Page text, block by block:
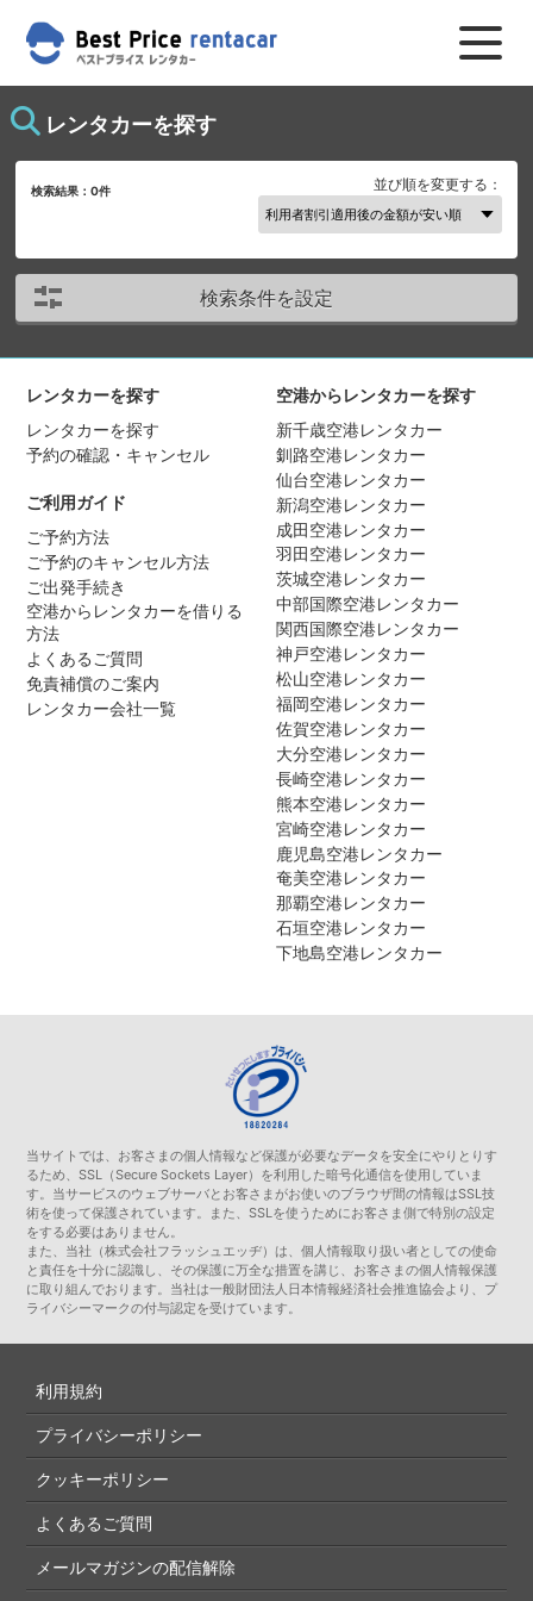
レンタカーを探す
検索結果：0件 並び順を変更する：
検索条件を設定
レンタカーを探す
レンタカーを探す
予約の確認・キャンセル
ご利用ガイド
ご予約方法
ご予約のキャンセル方法
ご出発手続き
空港からレンタカーを借りる
方法
よくあるご質問
免責補償のご案内
レンタカー会社一覧
空港からレンタカーを探す
新千歳空港レンタカー
釧路空港レンタカー
仙台空港レンタカー
新潟空港レンタカー
成田空港レンタカー
羽田空港レンタカー
茨城空港レンタカー
中部国際空港レンタカー
関西国際空港レンタカー
神戸空港レンタカー
松山空港レンタカー
福岡空港レンタカー
佐賀空港レンタカー
大分空港レンタカー
長崎空港レンタカー
熊本空港レンタカー
宮崎空港レンタカー
鹿児島空港レンタカー
奄美空港レンタカー
那覇空港レンタカー
石垣空港レンタカー
下地島空港レンタカー
当サイトでは、お客さまの個人情報など保護が必要なデータを安全にやりとりす
るため、SSL（Secure Sockets Layer）を利用した暗号化通信を使用していま
す。当サービスのウェブサーバとお客さまがお使いのブラウザ間の情報はSSL技
術を使って保護されています。また、SSLを使うためにお客さま側で特別の設定
をする必要はありません。
また、当社（株式会社フラッシュエッヂ）は、個人情報取り扱い者としての使命
と責任を十分に認識し、その保護に万全な措置を講じ、お客さまの個人情報保護
に取り組んでおります。当社は一般財団法人日本情報経済社会推進協会より、プ
ライバシーマークの付与認定を受けています。
利用規約
プライバシーポリシー
クッキーポリシー
よくあるご質問
メールマガジンの配信解除